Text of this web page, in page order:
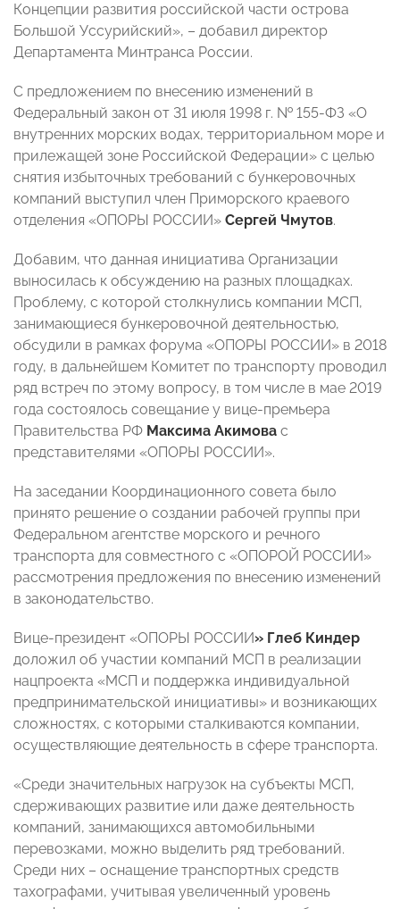
Концепции развития российской части острова
Большой Уссурийский», – добавил директор
Департамента Минтранса России.
С предложением по внесению изменений в
Федеральный закон от 31 июля 1998 г. № 155-ФЗ «О
внутренних морских водах, территориальном море и
прилежащей зоне Российской Федерации» с целью
снятия избыточных требований с бункеровочных
компаний выступил член Приморского краевого
отделения «ОПОРЫ РОССИИ» Сергей Чмутов.
Добавим, что данная инициатива Организации
выносилась к обсуждению на разных площадках.
Проблему, с которой столкнулись компании МСП,
занимающиеся бункеровочной деятельностью,
обсудили в рамках форума «ОПОРЫ РОССИИ» в 2018
году, в дальнейшем Комитет по транспорту проводил
ряд встреч по этому вопросу, в том числе в мае 2019
года состоялось совещание у вице-премьера
Правительства РФ Максима Акимова с
представителями «ОПОРЫ РОССИИ».
На заседании Координационного совета было
принято решение о создании рабочей группы при
Федеральном агентстве морского и речного
транспорта для совместного с «ОПОРОЙ РОССИИ»
рассмотрения предложения по внесению изменений
в законодательство.
Вице-президент «ОПОРЫ РОССИИ» Глеб Киндер
доложил об участии компаний МСП в реализации
нацпроекта «МСП и поддержка индивидуальной
предпринимательской инициативы» и возникающих
сложностях, с которыми сталкиваются компании,
осуществляющие деятельность в сфере транспорта.
«Среди значительных нагрузок на субъекты МСП,
сдерживающих развитие или даже деятельность
компаний, занимающихся автомобильными
перевозками, можно выделить ряд требований.
Среди них – оснащение транспортных средств
тахографами, учитывая увеличенный уровень